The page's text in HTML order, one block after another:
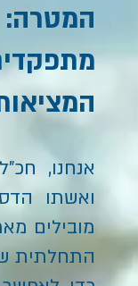
אנחנו,
ואשתו
מובילים